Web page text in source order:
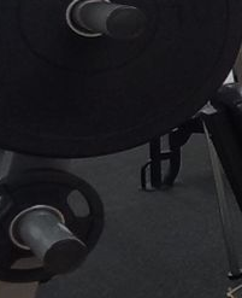
Stretchingbereich